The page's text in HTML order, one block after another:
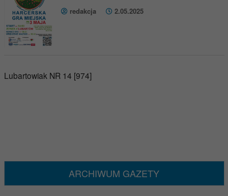
redakcja 2.05.2025
Lubartowiak NR 14 [974]
ARCHIWUM GAZETY